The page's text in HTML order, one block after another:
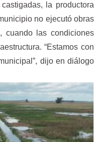
la productora
no ejecutó obras
cuando las condiciones
“Estamos con
dijo en diálogo